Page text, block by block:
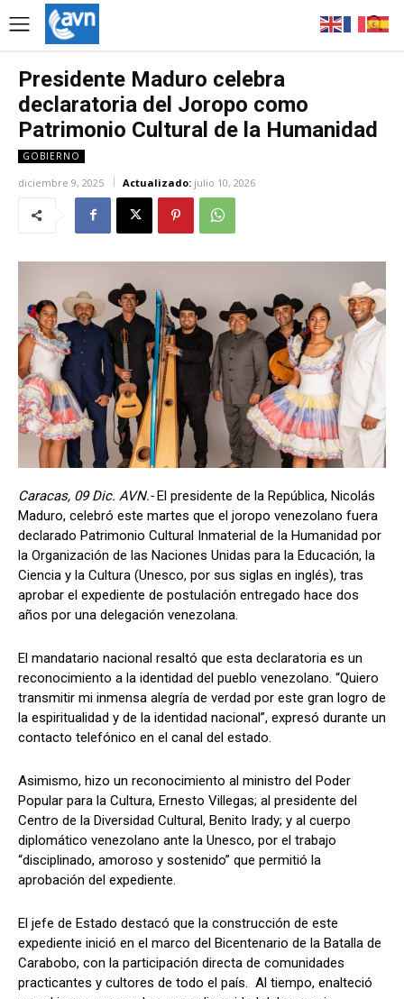
Presidente Maduro celebra
declaratoria del Joropo como
Patrimonio Cultural de la Humanidad
GOBIERNO
diciembre 9, 2025 Actualizado: julio 10, 2026
Caracas, 09 Dic. AVN.-El presidente de la República, Nicolás
Maduro, celebró este martes que el joropo venezolano fuera
declarado Patrimonio Cultural Inmaterial de la Humanidad por
la Organización de las Naciones Unidas para la Educación, la
Ciencia y la Cultura (Unesco, por sus siglas en inglés), tras
aprobar el expediente de postulación entregado hace dos
años por una delegación venezolana.
El mandatario nacional resaltó que esta declaratoria es un
reconocimiento a la identidad del pueblo venezolano. “Quiero
transmitir mi inmensa alegría de verdad por este gran logro de
la espiritualidad y de la identidad nacional”, expresó durante un
contacto telefónico en el canal del estado.
Asimismo, hizo un reconocimiento al ministro del Poder
Popular para la Cultura, Ernesto Villegas; al presidente del
Centro de la Diversidad Cultural, Benito Irady; y al cuerpo
diplomático venezolano ante la Unesco, por el trabajo
“disciplinado, amoroso y sostenido” que permitió la
aprobación del expediente.
El jefe de Estado destacó que la construcción de este
expediente inició en el marco del Bicentenario de la Batalla de
Carabobo, con la participación directa de comunidades
practicantes y cultores de todo el país. Al tiempo, enalteció